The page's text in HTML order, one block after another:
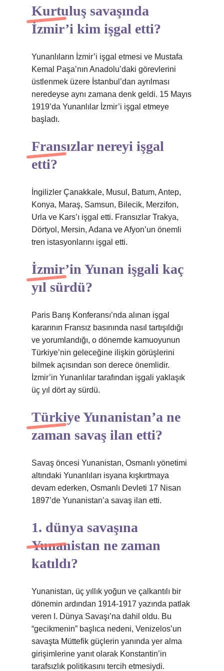
Kurtuluş savaşında
İzmir’i kim işgal etti?
Yunanlıların İzmir’i işgal etmesi ve Mustafa
Kemal Paşa’nın Anadolu’daki görevlerini
üstlenmek üzere İstanbul’dan ayrılması
neredeyse aynı zamana denk geldi. 15 Mayıs
1919’da Yunanlılar İzmir’i işgal etmeye
başladı.
Fransızlar nereyi işgal
etti?
İngilizler Çanakkale, Musul, Batum, Antep,
Konya, Maraş, Samsun, Bilecik, Merzifon,
Urla ve Kars’ı işgal etti. Fransızlar Trakya,
Dörtyol, Mersin, Adana ve Afyon’un önemli
tren istasyonlarını işgal etti.
İzmir’in Yunan işgali kaç
yıl sürdü?
Paris Barış Konferansı’nda alınan işgal
kararının Fransız basınında nasıl tartışıldığı
ve yorumlandığı, o dönemde kamuoyunun
Türkiye’nin geleceğine ilişkin görüşlerini
bilmek açısından son derece önemlidir.
İzmir’in Yunanlılar tarafından işgali yaklaşık
üç yıl dört ay sürdü.
Türkiye Yunanistan’a ne
zaman savaş ilan etti?
Savaş öncesi Yunanistan, Osmanlı yönetimi
altındaki Yunanlıları isyana kışkırtmaya
devam ederken, Osmanlı Devleti 17 Nisan
1897’de Yunanistan’a savaş ilan etti.
1. dünya savaşına
Yunanistan ne zaman
katıldı?
Yunanistan, üç yıllık yoğun ve çalkantılı bir
dönemin ardından 1914-1917 yazında patlak
veren I. Dünya Savaşı’na dahil oldu. Bu
“gecikmenin” başlıca nedeni, Venizelos’un
savaşta Müttefik güçlerin yanında yer alma
girişimlerine yanıt olarak Konstantin’in
tarafsızlık politikasını tercih etmesiydi.